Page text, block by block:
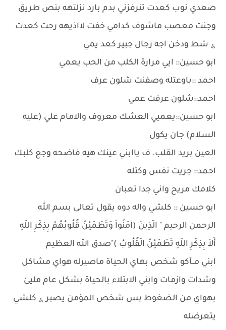
صعدي نوب كعدت تنرفزني بدم بارد نزلتهه بنص طريق
وجنت معصب ماشوف كدامي خفت لااذيهه رحت كعدت
؏ شط ودخن اجه رجال جبير كعد يمي
ابو حسين:: ايي مرارة الكلب من الحب يعمي
احمد ::باوعتله وصفنت شلون عرف
احمد::شلون عرفت عمي
ابو حسين::يعميي العشك معروف والامام علي (عليه
السلام) جان يكول
العين بريد القلب. ف ياابني عينك هيه فاضحه وجع كلبك
احمد:: جريت نفس وكتله
كلامك مريح واني جدا تعبان
ابو حسين :: كلشي واله دوه يقول تعالى بسم الله
الرحمن الرحيم " الّذِينَ (آمَنُواْ وَتَطْمَئِنّ قُلُوبُهُمْ بِذِكْرِ اللّهِ
أَلاَ بِذِكْرِ اللّهِ تَطْمَئِنّ الْقُلُوبُ )"صدق الله العظيم
ابني مــآكو شخص بهاي الحياة ماصيرله هواي مشاكل
وشدات وازمات وابني الابتلاء بالحياة بشكل عام مليئ
بهواي من الضغوط بس شخص المؤمن يصبر ؏ كلشي
يتعرضله